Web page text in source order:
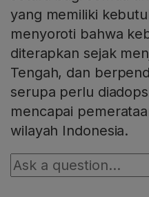
yang memiliki
menyoroti bahwa
diterapkan sejak
Tengah, dan
serupa perlu
mencapai
wilayah Indonesia.